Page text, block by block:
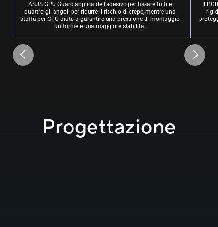
ASUS GPU Guard applica dell'adesivo per fissare tutti e
quattro gli angoli per ridurre il rischio di crepe, mentre una
staffa per GPU aiuta a garantire una pressione di montaggio
uniforme e una maggiore stabilità.
Il
Progettazione